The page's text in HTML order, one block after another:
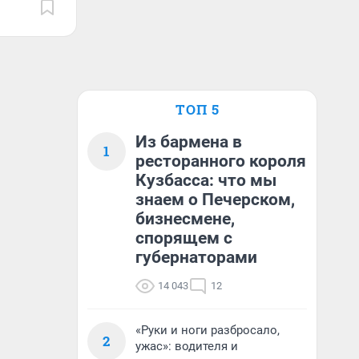
ТОП 5
1
Из бармена в
ресторанного короля
Кузбасса: что мы
знаем о Печерском,
бизнесмене,
спорящем с
губернаторами
14 043 12
2
«Руки и ноги разбросало,
ужас»: водителя и